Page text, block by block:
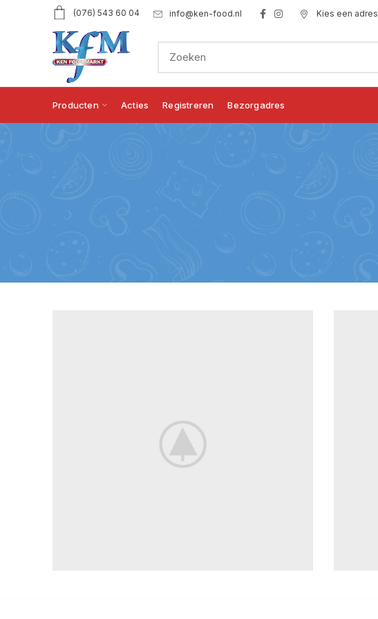
(076) 543 60 04 info@ken-food.nl Kies een adres
Producten Acties Registreren Bezorgadres